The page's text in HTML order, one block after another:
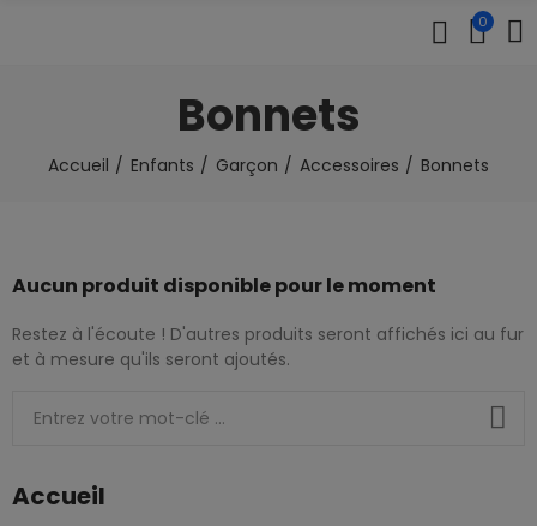
0
Bonnets
Accueil Enfants Garçon Accessoires Bonnets
Aucun produit disponible pour le moment
Restez à l'écoute ! D'autres produits seront affichés ici au fur
et à mesure qu'ils seront ajoutés.
Accueil